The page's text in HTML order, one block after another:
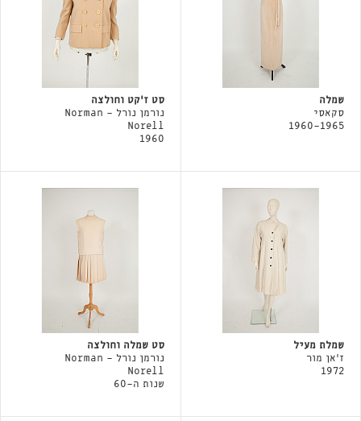
שמלה
סקאסי
1960-1965
סט ז'קט וחולצה
נורמן נורל - Norman
Norell
1960
שמלת מעיל
ז'אן מור
1972
סט שמלה וחולצה
נורמן נורל - Norman
Norell
שנות ה-60